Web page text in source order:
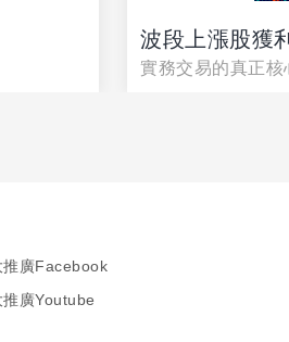
波段上漲股獲
實務交易的真正核
推廣Facebook
推廣Youtube